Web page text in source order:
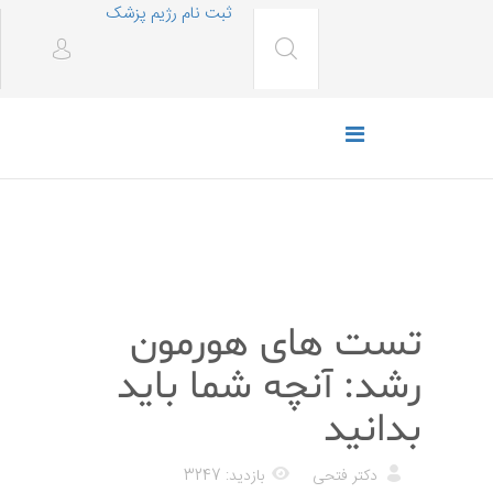
ثبت نام رژیم پزشک
تست های هورمون
رشد: آنچه شما باید
بدانید
دکتر فتحی بازدید: 3247